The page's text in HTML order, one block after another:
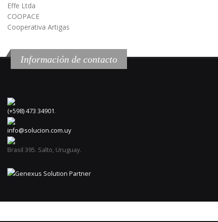
Effe Ltda
COOPACE
Cooperativa Artigas
Información de contacto
(+598) 473 34901.
info@solucion.com.uy
Brasil 395. Salto, Uruguay.